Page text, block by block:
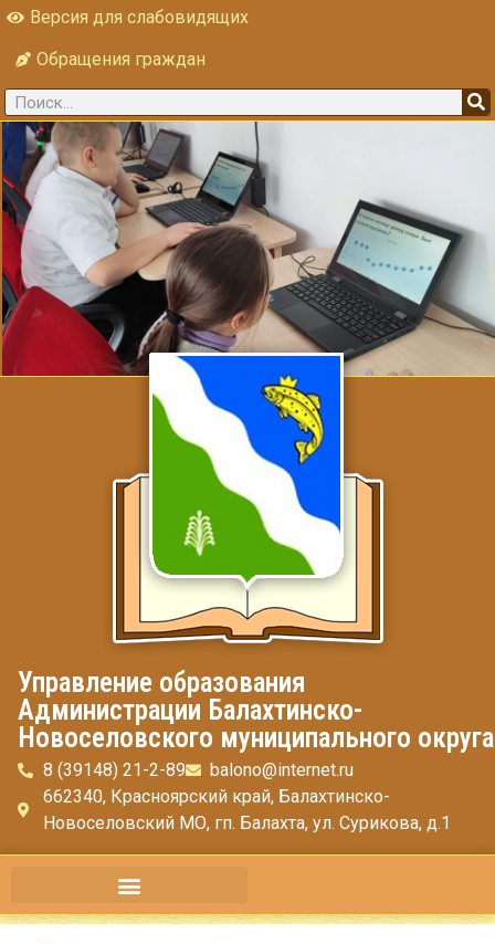
Версия для слабовидящих
Обращения граждан
Управление образования
Администрации Балахтинско-
Новоселовского муниципального округа
8 (39148) 21-2-89
balono@internet.ru
662340, Красноярский край, Балахтинско-
Новоселовский МО, гп. Балахта, ул. Сурикова, д.1